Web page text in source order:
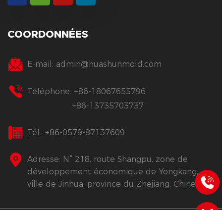
COORDONNÉES
E-mail: admin@huashunmold.com
Téléphone: +86-18067655796
+86-13735703737
Tél.: +86-0579-87137609
Adresse: N° 218, route Shangpu, zone de
développement économique de Yongkang,
ville de Jinhua, province du Zhejiang, Chine